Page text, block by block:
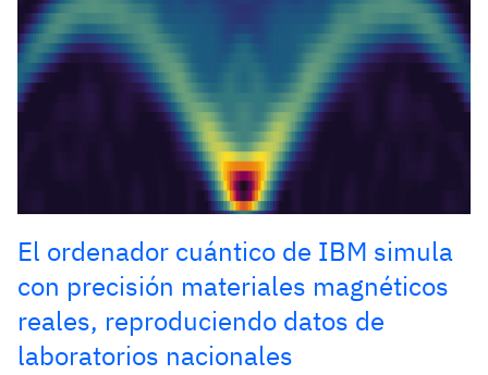
El ordenador cuántico de IBM simula
con precisión materiales magnéticos
reales, reproduciendo datos de
laboratorios nacionales